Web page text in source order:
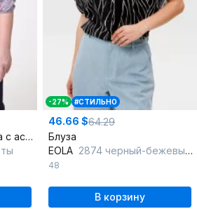
Блуза прямого силуэта с асимметричным низом из текстиля
-27% #СТИЛЬНО
46.66 $64.29
Блуза
EOLA 2874 черный-бежевый-принт
48
В корзину